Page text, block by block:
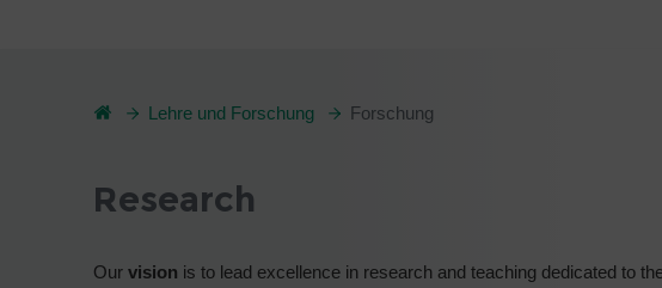
Lehre und Forschung Forschung
Research
Our vision is to lead excellence in research and teaching dedicated to